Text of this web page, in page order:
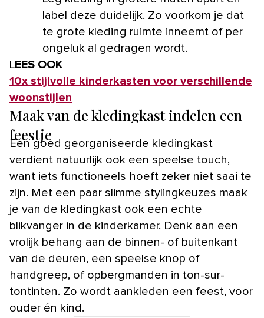
label deze duidelijk. Zo voorkom je dat
te grote kleding ruimte inneemt of per
ongeluk al gedragen wordt.
LEES OOK
10x stijlvolle kinderkasten voor verschillende
woonstijlen
Maak van de kledingkast indelen een
feestje
Een goed georganiseerde kledingkast
verdient natuurlijk ook een speelse touch,
want iets functioneels hoeft zeker niet saai te
zijn. Met een paar slimme stylingkeuzes maak
je van de kledingkast ook een echte
blikvanger in de kinderkamer. Denk aan een
vrolijk behang aan de binnen- of buitenkant
van de deuren, een speelse knop of
handgreep, of opbergmanden in ton-sur-
tontinten. Zo wordt aankleden een feest, voor
ouder én kind.